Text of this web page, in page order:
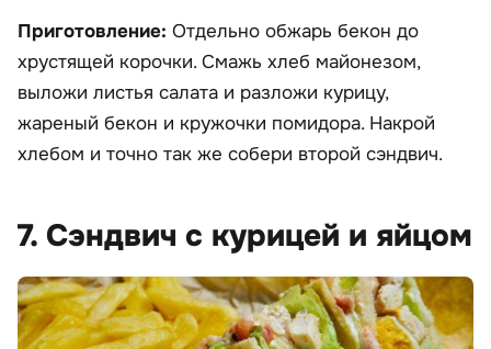
Приготовление: Отдельно обжарь бекон до
хрустящей корочки. Смажь хлеб майонезом,
выложи листья салата и разложи курицу,
жареный бекон и кружочки помидора. Накрой
хлебом и точно так же собери второй сэндвич.
7. Сэндвич с курицей и яйцом